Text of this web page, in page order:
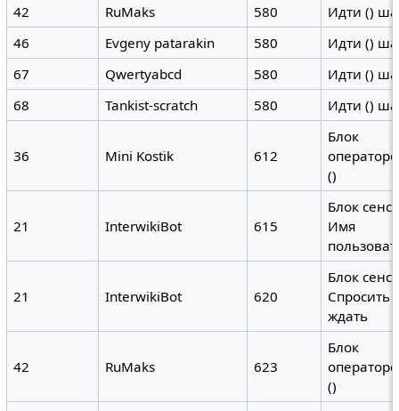
42
RuMaks 580
Идти ()
46
Evgeny patarakin 580
Идти ()
67
Qwertyabcd 580
Идти ()
68
Tankist-scratch 580 Идти ()
36 Mini Kostik 612
Блок
()
21 InterwikiBot 615
Блок
Имя
21 InterwikiBot 620
Блок
Спросить
ждать
42 RuMaks 623
Блок
()